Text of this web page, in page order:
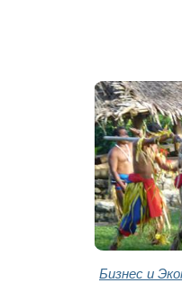
Бизнес и